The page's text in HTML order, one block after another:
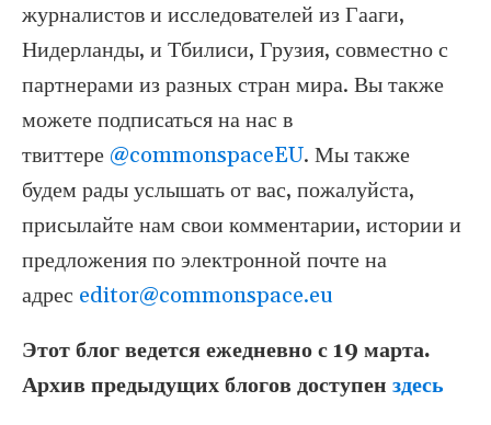
журналистов и исследователей из Гааги,
Нидерланды, и Тбилиси, Грузия, совместно с
партнерами из разных стран мира. Вы также
можете подписаться на нас в
твиттере @commonspaceEU. Мы также
будем рады услышать от вас, пожалуйста,
присылайте нам свои комментарии, истории и
предложения по электронной почте на
адрес editor@commonspace.eu
Этот блог ведется ежедневно с 19 марта.
Архив предыдущих блогов доступен здесь